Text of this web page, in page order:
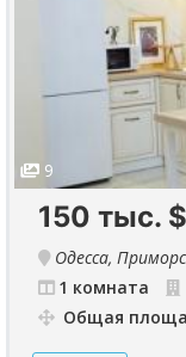
9
150 тыс. $
Одесса,
1 комната
Общая